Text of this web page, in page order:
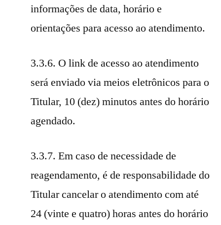
informações de data, horário e
orientações para acesso ao atendimento.
3.3.6. O link de acesso ao atendimento
será enviado via meios eletrônicos para o
Titular, 10 (dez) minutos antes do horário
agendado.
3.3.7. Em caso de necessidade de
reagendamento, é de responsabilidade do
Titular cancelar o atendimento com até
24 (vinte e quatro) horas antes do horário